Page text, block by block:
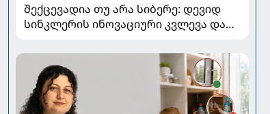
შექცევადია თუ არა სიბერე: დევიდ
სინკლერის ინოვაციური კვლევა და